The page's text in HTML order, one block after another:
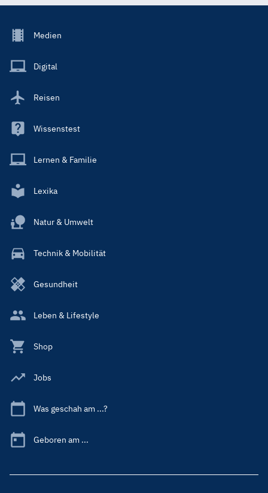
Footer
Main
Medien
Digital
Reisen
Wissenstest
Lernen & Familie
Lexika
Natur & Umwelt
Technik & Mobilität
Gesundheit
Leben & Lifestyle
Shop
Jobs
Was geschah am ...?
Geboren am ...